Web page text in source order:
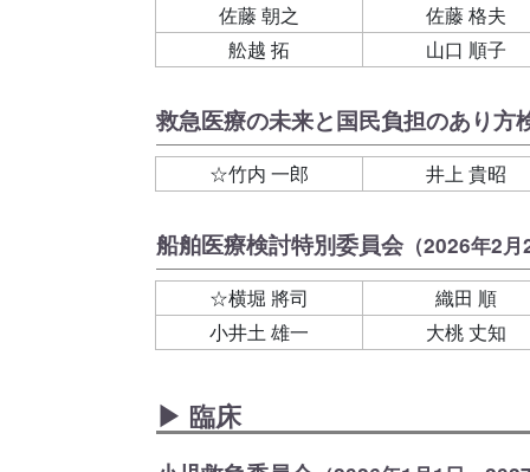
佐藤 朝之
佐藤 格夫
舩越 拓
山口 順子
救急医療の未来と国民負担のあり方
☆竹内 一郎 井上 貴昭
船舶医療検討特別委員会（2026年2
☆横堀 將司
織田 順
小井土 雄一
大桃 丈知
▶ 臨床